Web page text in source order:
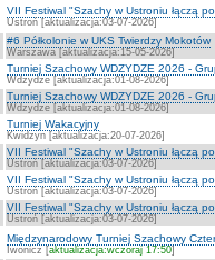
VII Festiwal "Szachy w Ustroniu łączą
Ustroń [aktualizacja:03-07-2026]
#6 Półkolonie w UKS Twierdzy Mokotów
Warszawa [aktualizacja:15-05-2026]
Turniej Szachowy WDZYDZE 2026 -
Wdzydze [aktualizacja:01-08-2026]
Turniej Szachowy WDZYDZE 2026 -
Wdzydze [aktualizacja:01-08-2026]
Turniej Wakacyjny
Kwidzyn [aktualizacja:20-07-2026]
VII Festiwal "Szachy w Ustroniu łączą
Ustroń [aktualizacja:03-07-2026]
VII Festiwal "Szachy w Ustroniu łączą
Ustroń [aktualizacja:03-07-2026]
VII Festiwal "Szachy w Ustroniu łączą
Ustroń [aktualizacja:03-07-2026]
Międzynarodowy Turniej Szachowy
Iwonicz [aktualizacja:wczoraj 17:50]